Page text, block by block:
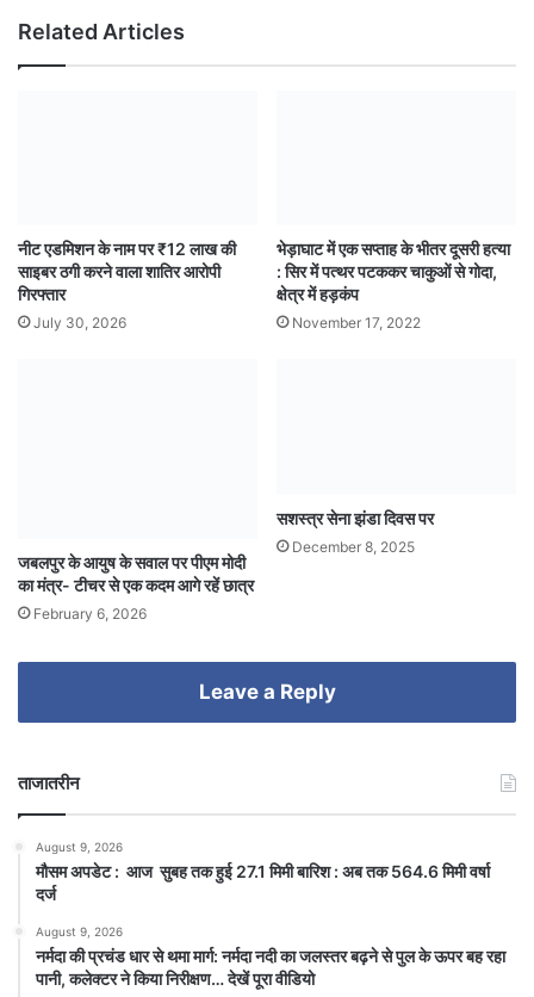
Related Articles
नीट एडमिशन के नाम पर ₹12 लाख की
साइबर ठगी करने वाला शातिर आरोपी
गिरफ्तार
July 30, 2026
भेड़ाघाट में एक सप्ताह के भीतर दूसरी हत्या
: सिर में पत्थर पटककर चाकुओं से गोदा,
क्षेत्र में हड़कंप
November 17, 2022
जबलपुर के आयुष के सवाल पर पीएम मोदी
का मंत्र- टीचर से एक कदम आगे रहें छात्र
February 6, 2026
सशस्त्र सेना झंडा दिवस पर
December 8, 2025
Leave a Reply
ताजातरीन
August 9, 2026
मौसम अपडेट : आज सुबह तक हुई 27.1 मिमी बारिश : अब तक 564.6 मिमी वर्षा
दर्ज
August 9, 2026
नर्मदा की प्रचंड धार से थमा मार्ग: नर्मदा नदी का जलस्तर बढ़ने से पुल के ऊपर बह रहा
पानी, कलेक्टर ने किया निरीक्षण… देखें पूरा वीडियो